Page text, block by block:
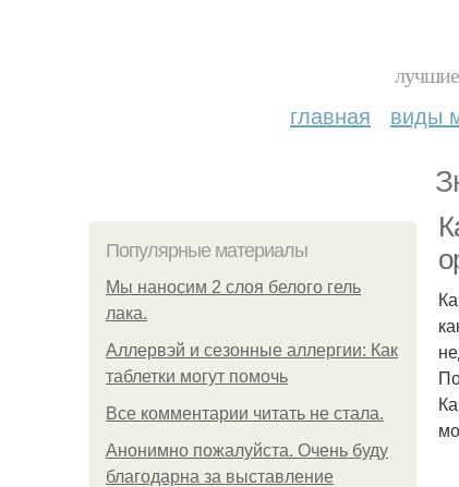
главная виды
Популярные материалы
Мы наносим 2 слоя белого гель
лака.
Аллервэй и сезонные аллергии: Как
таблетки могут помочь
Все комментарии читать не стала.
Анонимно пожалуйста. Очень буду
благодарна за выставление